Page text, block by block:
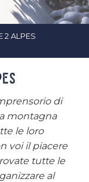
2 ALPES
di
montagna
le loro
voi il piacere
tutte le
al